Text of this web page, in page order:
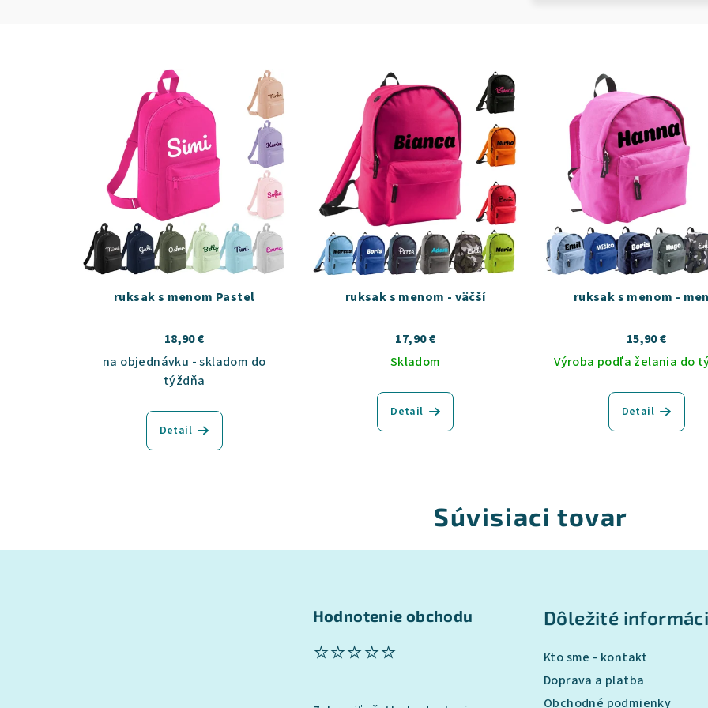
Súvisiaci tovar
ruksak s menom Pastel
18,90 €
na objednávku - skladom do
týždňa
Detail
ruksak s menom - väčší
17,90 €
Skladom
Detail
ruksak s menom -
15,90 €
Výroba podľa želania do
Detail
Hodnotenie obchodu
⭐⭐⭐⭐⭐
Dôležité
Kto sme - kontakt
Doprava a platba
Obchodné podmienky